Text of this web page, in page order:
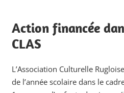
Action financée
CLAS
L’Association Culturelle
de l’année scolaire dans le